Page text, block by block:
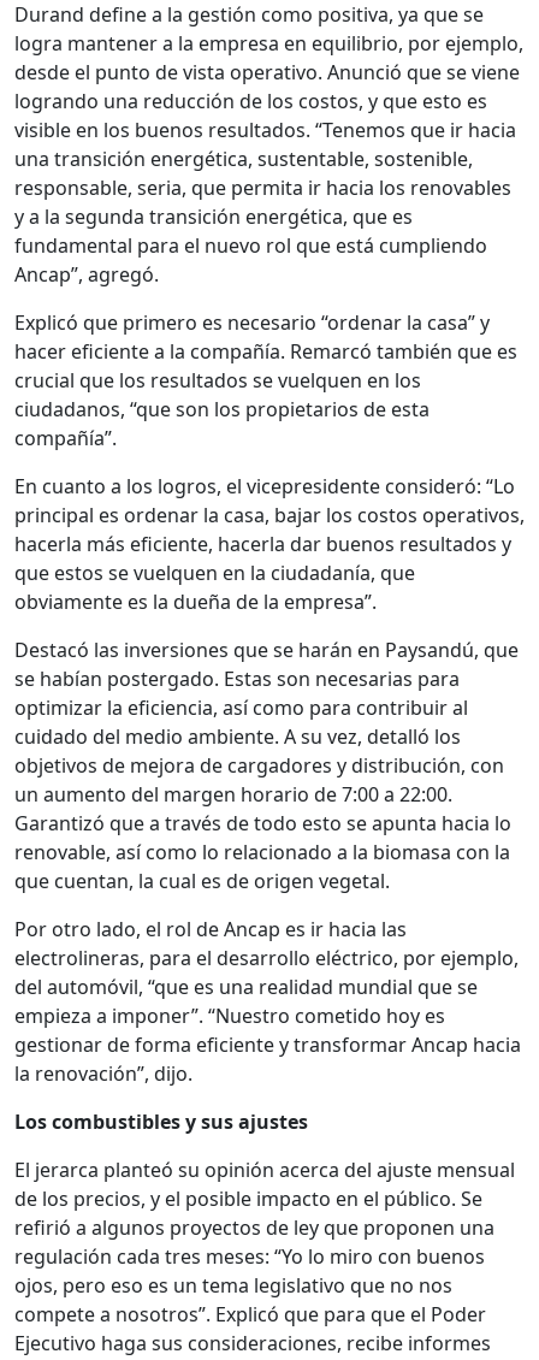
Durand define a la gestión como positiva, ya que se
logra mantener a la empresa en equilibrio, por ejemplo,
desde el punto de vista operativo. Anunció que se viene
logrando una reducción de los costos, y que esto es
visible en los buenos resultados. “Tenemos que ir hacia
una transición energética, sustentable, sostenible,
responsable, seria, que permita ir hacia los renovables
y a la segunda transición energética, que es
fundamental para el nuevo rol que está cumpliendo
Ancap”, agregó.
Explicó que primero es necesario “ordenar la casa” y
hacer eficiente a la compañía. Remarcó también que es
crucial que los resultados se vuelquen en los
ciudadanos, “que son los propietarios de esta
compañía”.
En cuanto a los logros, el vicepresidente consideró: “Lo
principal es ordenar la casa, bajar los costos operativos,
hacerla más eficiente, hacerla dar buenos resultados y
que estos se vuelquen en la ciudadanía, que
obviamente es la dueña de la empresa”.
Destacó las inversiones que se harán en Paysandú, que
se habían postergado. Estas son necesarias para
optimizar la eficiencia, así como para contribuir al
cuidado del medio ambiente. A su vez, detalló los
objetivos de mejora de cargadores y distribución, con
un aumento del margen horario de 7:00 a 22:00.
Garantizó que a través de todo esto se apunta hacia lo
renovable, así como lo relacionado a la biomasa con la
que cuentan, la cual es de origen vegetal.
Por otro lado, el rol de Ancap es ir hacia las
electrolineras, para el desarrollo eléctrico, por ejemplo,
del automóvil, “que es una realidad mundial que se
empieza a imponer”. “Nuestro cometido hoy es
gestionar de forma eficiente y transformar Ancap hacia
la renovación”, dijo.
Los combustibles y sus ajustes
El jerarca planteó su opinión acerca del ajuste mensual
de los precios, y el posible impacto en el público. Se
refirió a algunos proyectos de ley que proponen una
regulación cada tres meses: “Yo lo miro con buenos
ojos, pero eso es un tema legislativo que no nos
compete a nosotros”. Explicó que para que el Poder
Ejecutivo haga sus consideraciones, recibe informes